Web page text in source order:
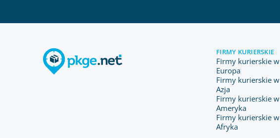
FIRMY KURIERSKIE
Firmy kurierskie w
Europa
Firmy kurierskie w
Azja
Firmy kurierskie w
Ameryka
Firmy kurierskie w
Afryka